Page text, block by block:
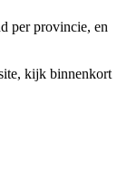
per provincie, en
kijk binnenkort